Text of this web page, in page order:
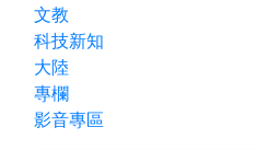
文教
科技新知
大陸
專欄
影音專區